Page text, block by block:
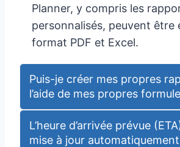
Planner, y compris les
personnalisés, peuvent être
format PDF et Excel.
Puis-je créer mes propres
l’aide de mes propres
L’heure d’arrivée prévue
mise à jour